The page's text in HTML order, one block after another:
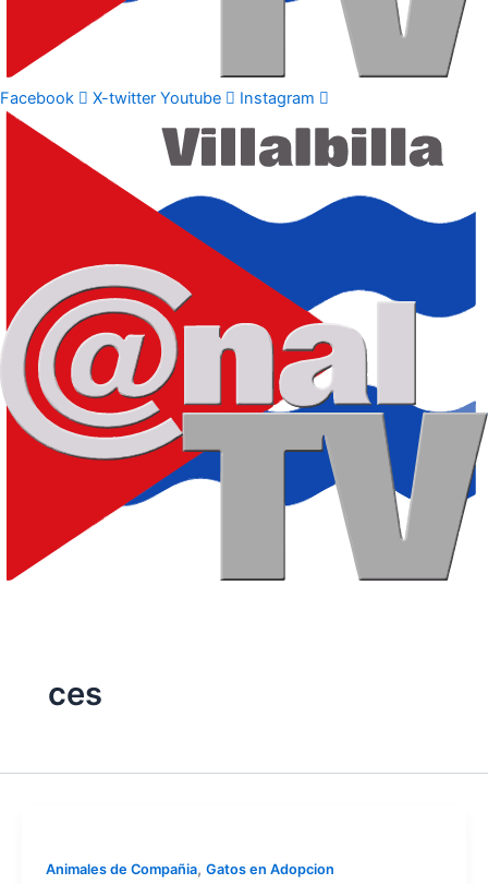
Facebook X-twitter Youtube Instagram
ces
Animales de Compañia, Gatos en Adopcion